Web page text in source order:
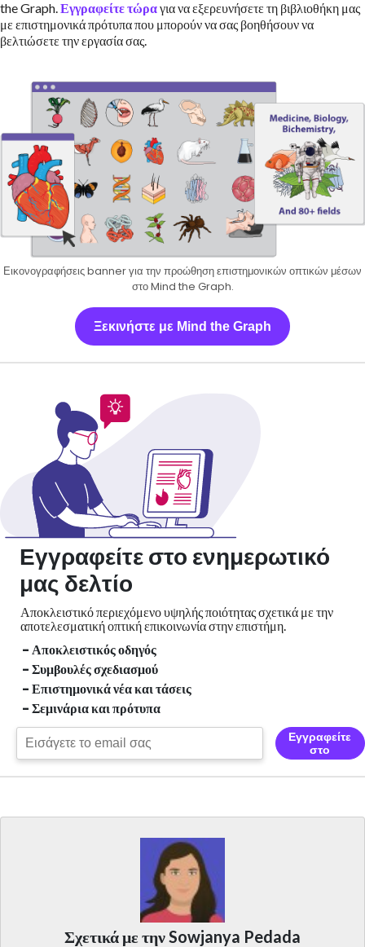
the Graph. Εγγραφείτε τώραγια να εξερευνήσετε τη βιβλιοθήκη μας
με επιστημονικά πρότυπα που μπορούν να σας βοηθήσουν να
βελτιώσετε την εργασία σας.
Εικονογραφήσεις banner για την προώθηση επιστημονικών οπτικών μέσων
στο Mind the Graph.
Ξεκινήστε με Mind the Graph
Εγγραφείτε στο ενημερωτικό
μας δελτίο
Αποκλειστικό περιεχόμενο υψηλής ποιότητας σχετικά με την
αποτελεσματική οπτικήεπικοινωνία στην επιστήμη.
- Αποκλειστικός οδηγός
- Συμβουλές σχεδιασμού
- Επιστημονικά νέα και τάσεις
- Σεμινάρια και πρότυπα
Εγγραφείτε
στο
Σχετικά με την Sowjanya Pedada